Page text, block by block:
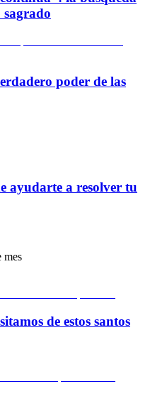
sagrado
poder de las
ayudarte a resolver tu
mes
de estos santos